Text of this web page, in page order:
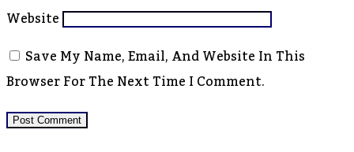
Website
Save My Name, Email, And Website In This
Browser For The Next Time I Comment.